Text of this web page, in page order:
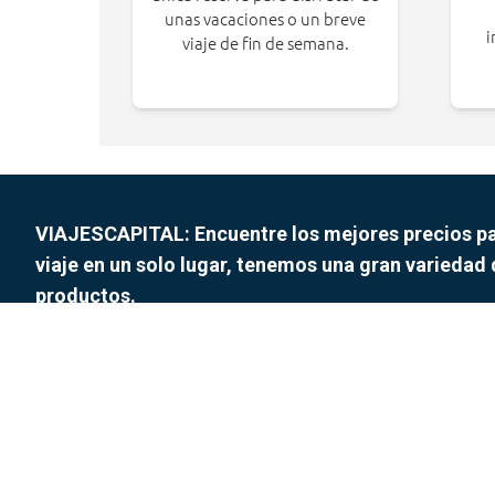
unas vacaciones o un breve
viaje de fin de semana.
VIAJESCAPITAL: Encuentre los mejores precios
viaje en un solo lugar, tenemos una gran variedad
productos.